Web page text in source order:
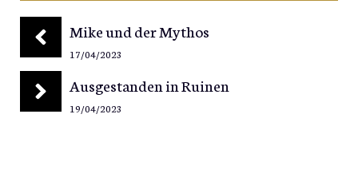
Mike und der Mythos
17/04/2023
Ausgestanden in Ruinen
19/04/2023